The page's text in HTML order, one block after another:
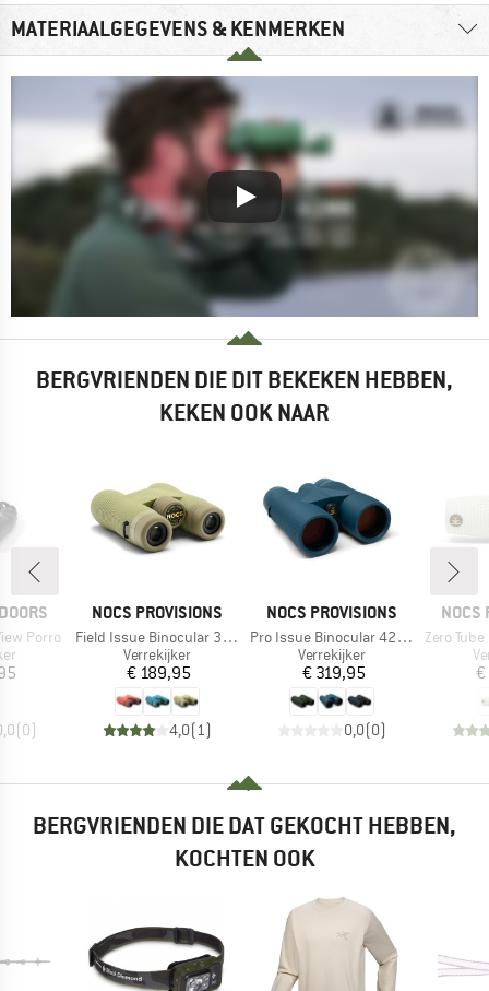
MATERIAALGEGEVENS & KENMERKEN
BERGVRIENDEN DIE DIT BEKEKEN HEBBEN,
KEKEN OOK NAAR
Porro
(0)
MERK
NOCS PROVISIONS
Artikel
Field Issue Binocular 32mm
Productgroep
Verrekijker
Prijs
€ 189,95
4,0( 1)
MERK
NOCS PROVISIONS
Artikel
Pro Issue Binocular 42 mm
Productgroep
Verrekijker
Prijs
€ 319,95
0,0(0)
MERK
NOCS
Artikel
Zero Tube
€
BERGVRIENDEN DIE DAT GEKOCHT HEBBEN,
KOCHTEN OOK